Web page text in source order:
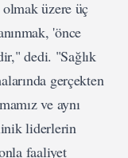
üzere üç
'önce
dedi. "Sağlık
gerçekten
ve aynı
liderlerin
faaliyet